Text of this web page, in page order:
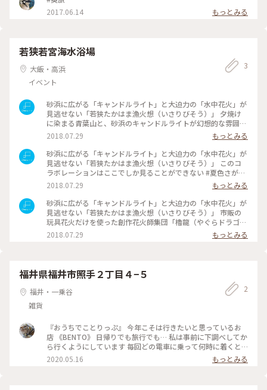
2017.06.14
もっとみる
若狭若宮海水浴場
大飯・高浜
イベント
3
砂浜に広がる「キャンドルライト」と大迫力の「水中花火」が
見逃せない「若狭たかはま漁火想（いさりびそう）」 夕焼け
に染まる青葉山と、砂浜のキャンドルライトが幻想的な雰囲気
を醸し出す。 #夏色さがし #わたしの街 #Dearふくい #ことり
っぷ福井 #福井県 #高浜町
2018.07.29
もっとみる
砂浜に広がる「キャンドルライト」と大迫力の「水中花火」が
見逃せない「若狭たかはま漁火想（いさりびそう）」 このコ
ラボレーションはここでしか見ることができない #夏色さがし
#わたしの街 #Dearふくい #ことりっぷ福井 #福井県 #高浜町
2018.07.29
もっとみる
砂浜に広がる「キャンドルライト」と大迫力の「水中花火」が
見逃せない「若狭たかはま漁火想（いさりびそう）」 市販の
玩具花火だけを使った創作花火師集団「櫓龍（やぐらドラゴ
ン）」による花火30万発のパフォーマンスは圧巻。 #夏色さが
し #わたしの街 #Dearふくい #ことりっぷ福井 #福井県 #高浜
2018.07.29 もっとみる
福井県福井市照手２丁目４−５
福井・一乗谷
雑貨
2
『おうちでことりっぷ』 今年こそは行きたいと思っているお
店 《BENTO》 日帰りでも旅行でも… 私は事前に下調べしてか
ら行くようにしています 毎回どの電車に乗って何時に着くと
かも トラベラーズノートに書き込んでいます 2年半から書き出
したトラベラーズノートも もう5冊目が終わろうしています コ
2020.05.16 もっとみる